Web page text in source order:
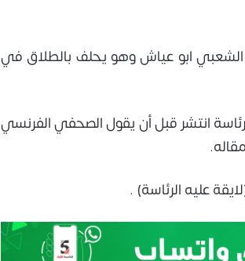
الشعبي ابو عياش وهو يحلف بالطلاق في
انتشر قبل أن يقول الصحفي الفرنسي
عليه الرئاسة) .